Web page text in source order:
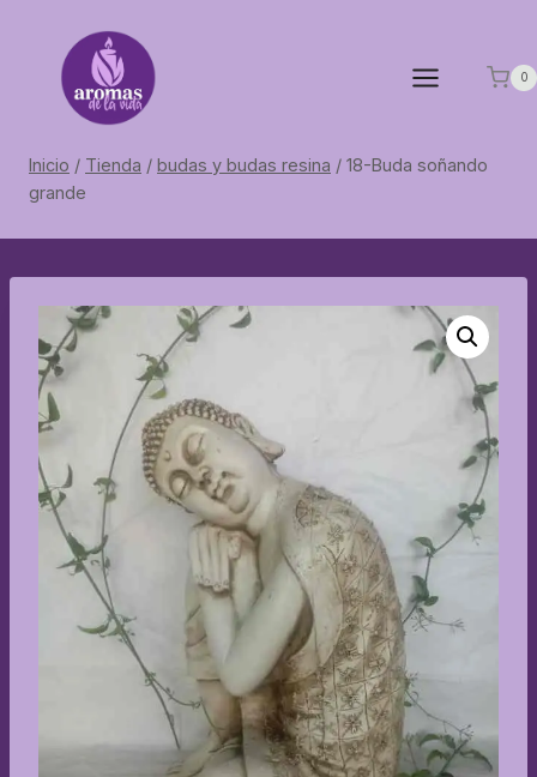
contenido
0
Inicio / Tienda / budas y budas resina / 18-Buda soñando
grande